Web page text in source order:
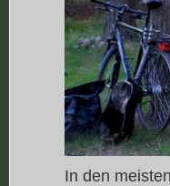
In den